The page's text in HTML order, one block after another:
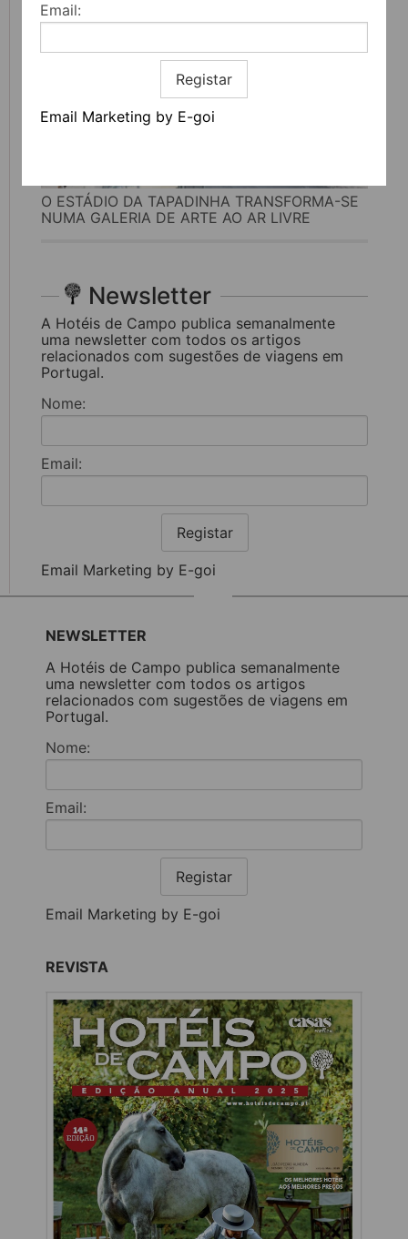
Email:
Registar
Email Marketing by E-goi
O ESTÁDIO DA TAPADINHA TRANSFORMA-SE
NUMA GALERIA DE ARTE AO AR LIVRE
Newsletter
A Hotéis de Campo publica semanalmente
uma newsletter com todos os artigos
relacionados com sugestões de viagens em
Portugal.
Nome:
Email:
Registar
Email Marketing by E-goi
NEWSLETTER
A Hotéis de Campo publica semanalmente
uma newsletter com todos os artigos
relacionados com sugestões de viagens em
Portugal.
Nome:
Email:
Registar
Email Marketing by E-goi
REVISTA